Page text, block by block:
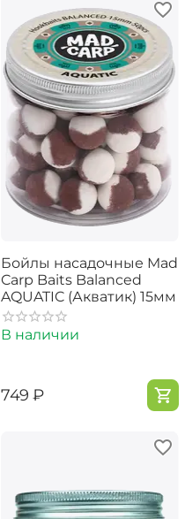
Бойлы насадочные Mad
Carp Baits Balanced
AQUATIC (Акватик) 15мм
В наличии
‍749‍ ₽